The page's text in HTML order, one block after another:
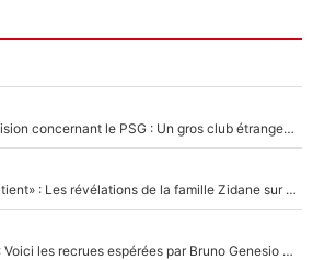
Ferran Torres a pris sa décision concernant le PSG : Un gros club étranger prêt à relancer le feuilleton pour la signature du champion du monde 2026 !
«Il est très heureux et impatient» : Les révélations de la famille Zidane sur sa prise de pouvoir en équipe de France !
Plus de 100M€ pour l'OM : Voici les recrues espérées par Bruno Genesio et Grégory Lorenzi après l’opération dégraissage